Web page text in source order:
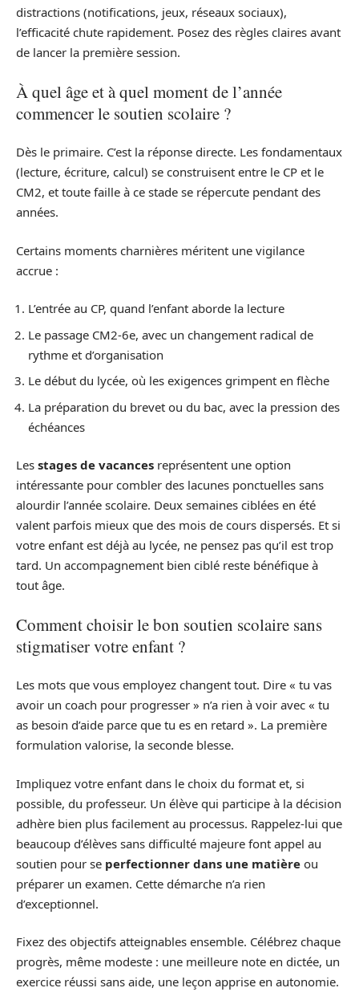
distractions (notifications, jeux, réseaux sociaux),
l’efficacité chute rapidement. Posez des règles claires avant
de lancer la première session.
À quel âge et à quel moment de l’année
commencer le soutien scolaire ?
Dès le primaire. C’est la réponse directe. Les fondamentaux
(lecture, écriture, calcul) se construisent entre le CP et le
CM2, et toute faille à ce stade se répercute pendant des
années.
Certains moments charnières méritent une vigilance
accrue :
L’entrée au CP, quand l’enfant aborde la lecture
Le passage CM2-6e, avec un changement radical de
rythme et d’organisation
Le début du lycée, où les exigences grimpent en flèche
La préparation du brevet ou du bac, avec la pression des
échéances
Les stages de vacances représentent une option
intéressante pour combler des lacunes ponctuelles sans
alourdir l’année scolaire. Deux semaines ciblées en été
valent parfois mieux que des mois de cours dispersés. Et si
votre enfant est déjà au lycée, ne pensez pas qu’il est trop
tard. Un accompagnement bien ciblé reste bénéfique à
tout âge.
Comment choisir le bon soutien scolaire sans
stigmatiser votre enfant ?
Les mots que vous employez changent tout. Dire « tu vas
avoir un coach pour progresser » n’a rien à voir avec « tu
as besoin d’aide parce que tu es en retard ». La première
formulation valorise, la seconde blesse.
Impliquez votre enfant dans le choix du format et, si
possible, du professeur. Un élève qui participe à la décision
adhère bien plus facilement au processus. Rappelez-lui que
beaucoup d’élèves sans difficulté majeure font appel au
soutien pour se perfectionner dans une matière ou
préparer un examen. Cette démarche n’a rien
d’exceptionnel.
Fixez des objectifs atteignables ensemble. Célébrez chaque
progrès, même modeste : une meilleure note en dictée, un
exercice réussi sans aide, une leçon apprise en autonomie.